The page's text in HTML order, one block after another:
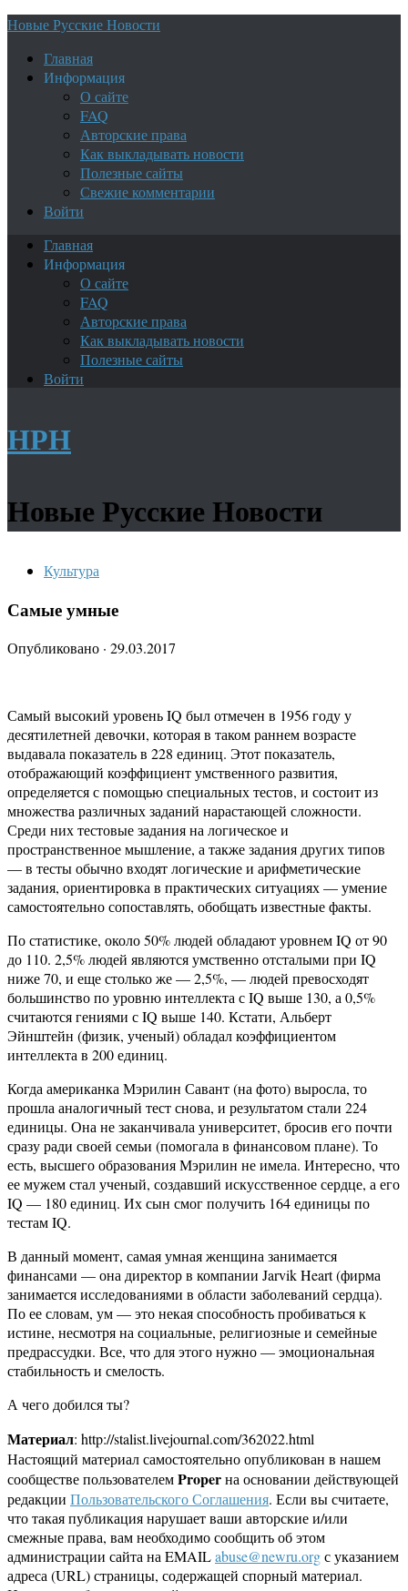
Новые Русские Новости
Главная
Информация
О сайте
FAQ
Авторские права
Как выкладывать новости
Полезные сайты
Свежие комментарии
Войти
Главная
Информация
О сайте
FAQ
Авторские права
Как выкладывать новости
Полезные сайты
Войти
НРН
Новые Русские Новости
Культура
Самые умные
Опубликовано · 29.03.2017
Самый высокий уровень IQ был отмечен в 1956 году у
десятилетней девочки, которая в таком раннем возрасте
выдавала показатель в 228 единиц. Этот показатель,
отображающий коэффициент умственного развития,
определяется с помощью специальных тестов, и состоит из
множества различных заданий нарастающей сложности.
Среди них тестовые задания на логическое и
пространственное мышление, а также задания других типов
— в тесты обычно входят логические и арифметические
задания, ориентировка в практических ситуациях — умение
самостоятельно сопоставлять, обобщать известные факты.
По статистике, около 50% людей обладают уровнем IQ от 90
до 110. 2,5% людей являются умственно отсталыми при IQ
ниже 70, и еще столько же — 2,5%, — людей превосходят
большинство по уровню интеллекта с IQ выше 130, а 0,5%
считаются гениями с IQ выше 140. Кстати, Альберт
Эйнштейн (физик, ученый) обладал коэффициентом
интеллекта в 200 единиц.
Когда американка Мэрилин Савант (на фото) выросла, то
прошла аналогичный тест снова, и результатом стали 224
единицы. Она не заканчивала университет, бросив его почти
сразу ради своей семьи (помогала в финансовом плане). То
есть, высшего образования Мэрилин не имела. Интересно, что
ее мужем стал ученый, создавший искусственное сердце, а его
IQ — 180 единиц. Их сын смог получить 164 единицы по
тестам IQ.
В данный момент, самая умная женщина занимается
финансами — она директор в компании Jarvik Heart (фирма
занимается исследованиями в области заболеваний сердца).
По ее словам, ум — это некая способность пробиваться к
истине, несмотря на социальные, религиозные и семейные
предрассудки. Все, что для этого нужно — эмоциональная
стабильность и смелость.
А чего добился ты?
Материал: http://stalist.livejournal.com/362022.html
Настоящий материал самостоятельно опубликован в нашем
сообществе пользователемProperна основании действующей
редакции Пользовательского Соглашения. Если вы считаете,
что такая публикация нарушает ваши авторские и/или
смежные права, вам необходимо сообщить об этом
администрации сайта на EMAILabuse@newru.orgс указанием
адреса (URL) страницы, содержащей спорный материал.